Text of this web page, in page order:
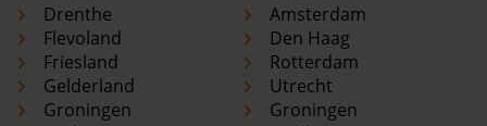
Drenthe
Flevoland
Friesland
Gelderland
Groningen
Amsterdam
Den Haag
Rotterdam
Utrecht
Groningen